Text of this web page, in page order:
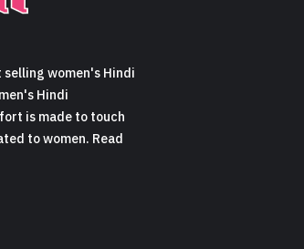
women's Hindi
Hindi
is made to touch
to women. Read